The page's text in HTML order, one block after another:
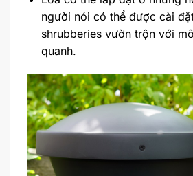
người nói có thể được cài
shrubberies vườn trộn với
quanh.